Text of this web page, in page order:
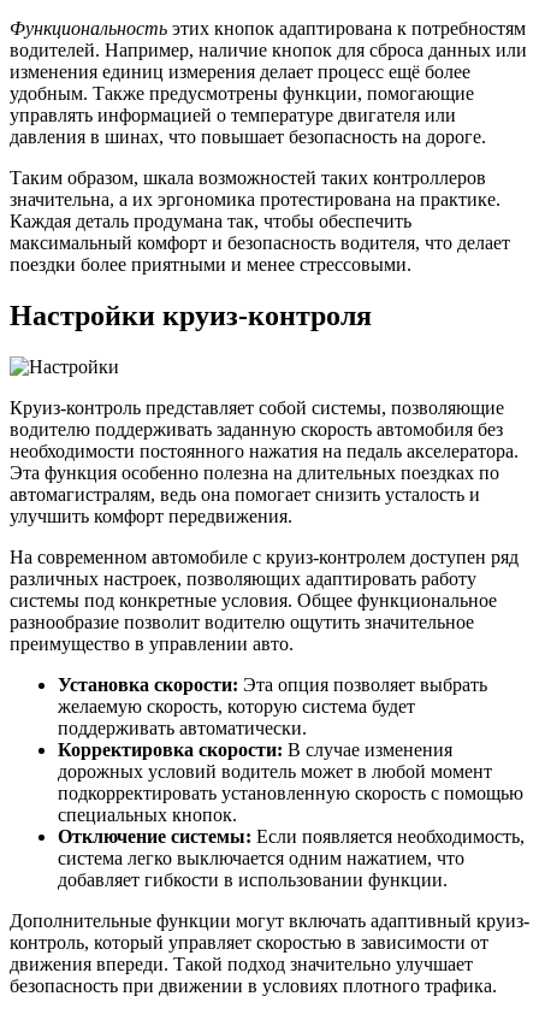
Функциональность этих кнопок адаптирована к потребностям
водителей. Например, наличие кнопок для сброса данных или
изменения единиц измерения делает процесс ещё более
удобным. Также предусмотрены функции, помогающие
управлять информацией о температуре двигателя или
давления в шинах, что повышает безопасность на дороге.
Таким образом, шкала возможностей таких контроллеров
значительна, а их эргономика протестирована на практике.
Каждая деталь продумана так, чтобы обеспечить
максимальный комфорт и безопасность водителя, что делает
поездки более приятными и менее стрессовыми.
Настройки круиз-контроля
Круиз-контроль представляет собой системы, позволяющие
водителю поддерживать заданную скорость автомобиля без
необходимости постоянного нажатия на педаль акселератора.
Эта функция особенно полезна на длительных поездках по
автомагистралям, ведь она помогает снизить усталость и
улучшить комфорт передвижения.
На современном автомобиле с круиз-контролем доступен ряд
различных настроек, позволяющих адаптировать работу
системы под конкретные условия. Общее функциональное
разнообразие позволит водителю ощутить значительное
преимущество в управлении авто.
Установка скорости: Эта опция позволяет выбрать
желаемую скорость, которую система будет
поддерживать автоматически.
Корректировка скорости: В случае изменения
дорожных условий водитель может в любой момент
подкорректировать установленную скорость с помощью
специальных кнопок.
Отключение системы: Если появляется необходимость,
система легко выключается одним нажатием, что
добавляет гибкости в использовании функции.
Дополнительные функции могут включать адаптивный круиз-
контроль, который управляет скоростью в зависимости от
движения впереди. Такой подход значительно улучшает
безопасность при движении в условиях плотного трафика.